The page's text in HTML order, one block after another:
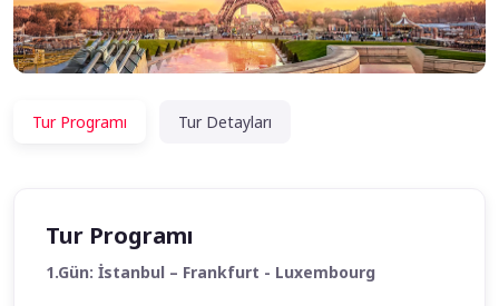
Tur Programı Tur Detayları
Tur Programı
1.Gün: İstanbul – Frankfurt - Luxembourg